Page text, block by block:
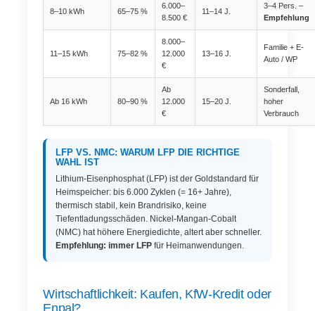
8–10 kWh 65–75 %
6.000–
8.500 €
11–14 J.
3–4 Pers. –
Empfehlung
11–15 kWh 75–82 %
8.000–
12.000
€
13–16 J.
Familie + E-
Auto / WP
Ab 16 kWh 80–90 %
Ab
12.000
€
15–20 J.
Sonderfall,
hoher
Verbrauch
LFP VS. NMC: WARUM LFP DIE RICHTIGE
WAHL IST
Lithium-Eisenphosphat (LFP) ist der Goldstandard für
Heimspeicher: bis 6.000 Zyklen (= 16+ Jahre),
thermisch stabil, kein Brand­risiko, keine
Tiefentladungsschäden. Nickel-Mangan-Cobalt
(NMC) hat höhere Energiedichte, altert aber schneller.
Empfehlung: immer LFPfür Heimanwendungen.
Wirtschaftlichkeit: Kaufen, KfW-Kredit oder